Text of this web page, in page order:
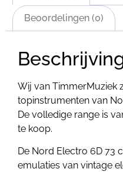
Beoordelingen (0)
Wij van TimmerMuziek
topinstrumenten van
De volledige range is
te koop.
De Nord Electro 6D 73
emulaties van vintage